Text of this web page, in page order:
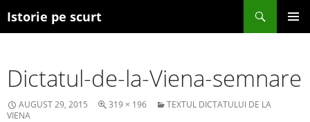
Istorie pe scurt
Search
SKIP TO CONTENT
Dictatul-de-la-Viena-semnare
AUGUST 29, 2015 319 × 196
TEXTUL DICTATULUI DE LA
VIENA